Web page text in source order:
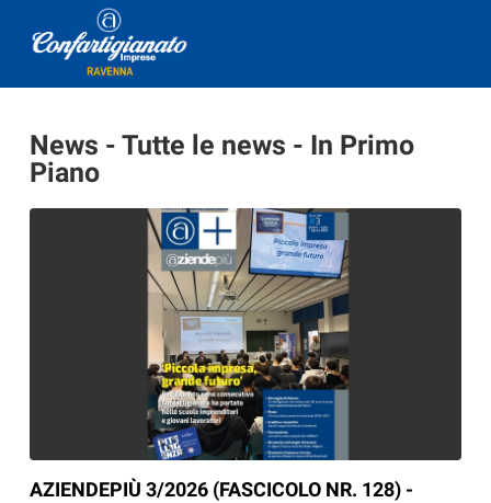
News - Tutte le news - In Primo
Piano
AZIENDEPIÙ 3/2026 (FASCICOLO NR. 128) -